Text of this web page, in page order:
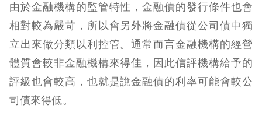
由於金融機構的監管特性，金融債的發行條件也會
相對較為嚴苛，所以會另外將金融債從公司債中獨
立出來做分類以利控管。通常而言金融機構的經營
體質會較非金融機構來得佳，因此信評機構給予的
評級也會較高，也就是說金融債的利率可能會較公
司債來得低。